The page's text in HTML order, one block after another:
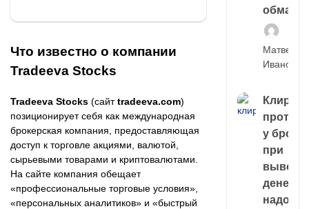
Что известно о компании
Tradeeva Stocks
Tradeeva Stocks (сайтtradeeva.com)
позиционирует себя как международная
брокерская компания, предоставляющая
доступ к торговле акциями, валютой,
сырьевыми товарами и криптовалютами.
На сайте компания обещает
«профессиональные торговые условия»,
«персональных аналитиков» и «быстрый
обман?
Матвей
Иванов
Клиринг
у
при
выводе
денег,
надо